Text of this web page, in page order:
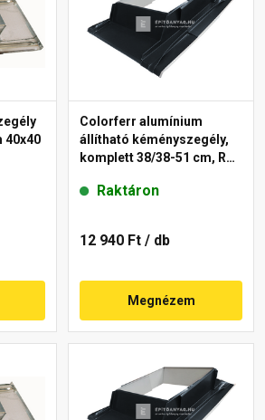
40x40
Colorferr alumínium
állítható kéményszegély,
komplett 38/38-51 cm, RAL
Raktáron
12 940 Ft / db
Megnézem